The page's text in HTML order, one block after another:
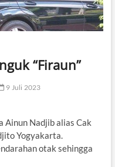
“Firaun”
9 Juli 2023
Ainun Nadjib alias Cak
Yogyakarta.
otak sehingga